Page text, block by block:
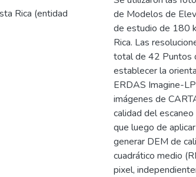
Rica (entidad
de Modelos de
de estudio de 180
Rica. Las
total de 42 Puntos
establecer la
ERDAS Imagine-
imágenes de
calidad del
que luego de
generar DEM de
cuadrático medio
pixel,